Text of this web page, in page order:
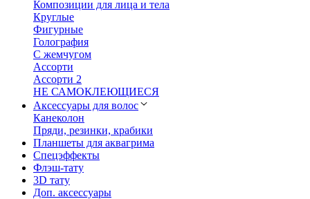
Композиции для лица и тела
Круглые
Фигурные
Голография
С жемчугом
Ассорти
Ассорти 2
НЕ САМОКЛЕЮЩИЕСЯ
Аксессуары для волос
Канеколон
Пряди, резинки, крабики
Планшеты для аквагрима
Спецэффекты
Флэш-тату
3D тату
Доп. аксессуары